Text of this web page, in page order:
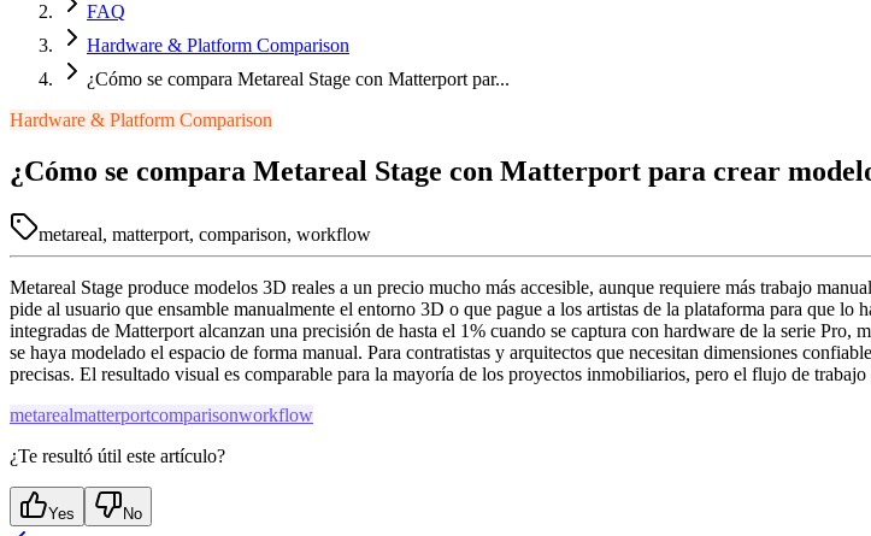
FAQ
Hardware & Platform Comparison
¿Cómo se compara Metareal Stage con Matterport par...
Hardware & Platform Comparison
¿Cómo se compara Metareal Stage con Matterport para crear
metareal, matterport, comparison, workflow
Metareal Stage produce modelos 3D reales a un precio mucho más accesible, aunque requiere más trabajo
pide al usuario que ensamble manualmente el entorno 3D o que pague a los artistas de la plataforma para que
integradas de Matterport alcanzan una precisión de hasta el 1% cuando se captura con hardware de la serie Pro,
se haya modelado el espacio de forma manual. Para contratistas y arquitectos que necesitan dimensiones
precisas. El resultado visual es comparable para la mayoría de los proyectos inmobiliarios, pero el flujo de
metarealmatterportcomparisonworkflow
¿Te resultó útil este artículo?
Yes No